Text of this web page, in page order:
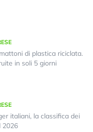
di plastica riciclata.
in soli 5 giorni
italiani, la classifica dei
2026